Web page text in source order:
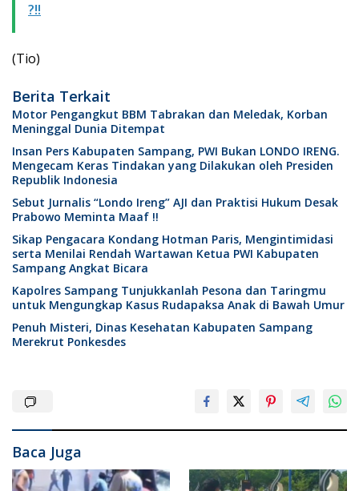
?!!
(Tio)
Berita Terkait
Motor Pengangkut BBM Tabrakan dan Meledak, Korban
Meninggal Dunia Ditempat
Insan Pers Kabupaten Sampang, PWI Bukan LONDO IRENG.
Mengecam Keras Tindakan yang Dilakukan oleh Presiden
Republik Indonesia
Sebut Jurnalis “Londo Ireng” AJI dan Praktisi Hukum Desak
Prabowo Meminta Maaf !!
Sikap Pengacara Kondang Hotman Paris, Mengintimidasi
serta Menilai Rendah Wartawan Ketua PWI Kabupaten
Sampang Angkat Bicara
Kapolres Sampang Tunjukkanlah Pesona dan Taringmu
untuk Mengungkap Kasus Rudapaksa Anak di Bawah Umur
Penuh Misteri, Dinas Kesehatan Kabupaten Sampang
Merekrut Ponkesdes
Baca Juga